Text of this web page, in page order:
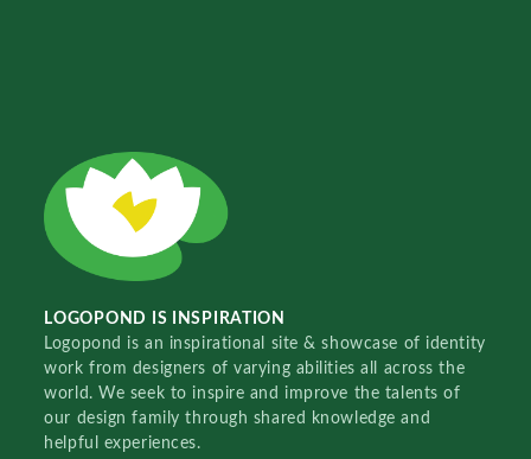
LOGOPOND IS INSPIRATION
Logopond is an inspirational site & showcase of identity
work from designers of varying abilities all across the
world. We seek to inspire and improve the talents of
our design family through shared knowledge and
helpful experiences.